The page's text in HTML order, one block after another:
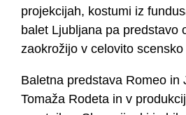
projekcijah, kostumi iz
balet Ljubljana pa predstavo
zaokrožijo v celovito scensko
Baletna predstava Romeo in
Tomaža Rodeta in v